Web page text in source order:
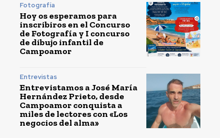
Fotografía
Hoy os esperamos para
inscribiros en el Concurso
de Fotografía y I concurso
de dibujo infantil de
Campoamor
Entrevistas
Entrevistamos a José María
Hernández Prieto, desde
Campoamor conquista a
miles de lectores con «Los
negocios del alma»